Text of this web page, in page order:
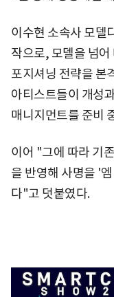
이수현 소속사 모델
작으로, 모델을 넘어
포지셔닝 전략을 본
아티스트들이 개성
매니지먼트를 준비
이어 "그에 따라 기
을 반영해 사명을 '
다"고 덧붙였다.